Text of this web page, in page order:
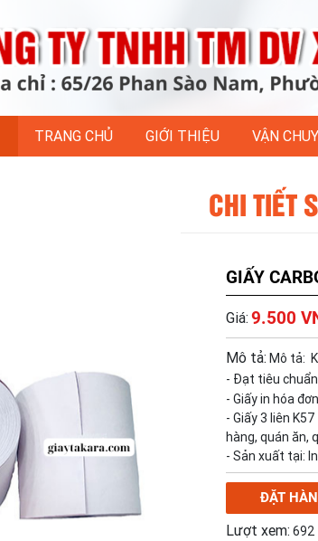
TRANG CHỦ GIỚI THIỆU VẬN
CHI TIẾT
GIẤY
Giá: 9.500
Mô tả: Mô tả:
- Đạt tiêu chuẩn
- Giấy in hóa
- Giấy 3 liên
hàng, quán ăn,
- Sản xuất tại:
ĐẶT
Lượt xem: 692